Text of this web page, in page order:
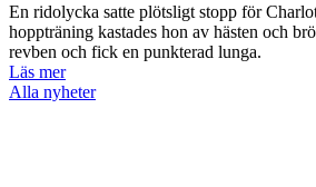
En ridolycka satte plötsligt stopp för
hoppträning kastades hon av hästen och
revben och fick en punkterad lunga.
Läs mer
Alla nyheter